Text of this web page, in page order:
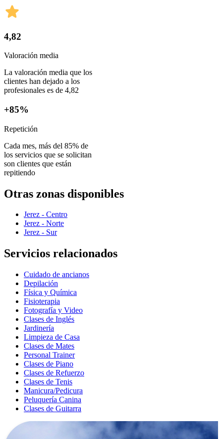
4,82
Valoración media
La valoración media que los
clientes han dejado a los
profesionales es de 4,82
+85%
Repetición
Cada mes, más del 85% de
los servicios que se solicitan
son clientes que están
repitiendo
Otras zonas disponibles
Jerez - Centro
Jerez - Norte
Jerez - Sur
Servicios relacionados
Cuidado de ancianos
Depilación
Física y Química
Fisioterapia
Fotografía y Video
Clases de Inglés
Jardinería
Limpieza de Casa
Clases de Mates
Personal Trainer
Clases de Piano
Clases de Refuerzo
Clases de Tenis
Manicura/Pedicura
Peluquería Canina
Clases de Guitarra